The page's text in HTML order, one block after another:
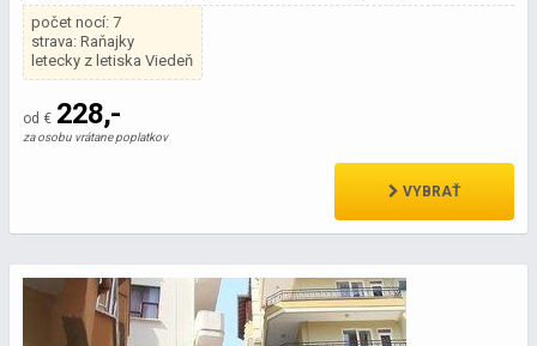
počet nocí: 7
strava: Raňajky
letecky z letiska Viedeň
od € 228,-
za osobu vrátane poplatkov
VYBRAŤ